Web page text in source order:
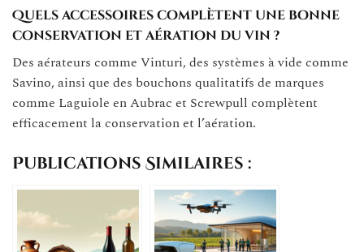
Quels accessoires complètent une bonne
conservation et aération du vin ?
Des aérateurs comme Vinturi, des systèmes à vide comme
Savino, ainsi que des bouchons qualitatifs de marques
comme Laguiole en Aubrac et Screwpull complètent
efficacement la conservation et l’aération.
Publications Similaires :